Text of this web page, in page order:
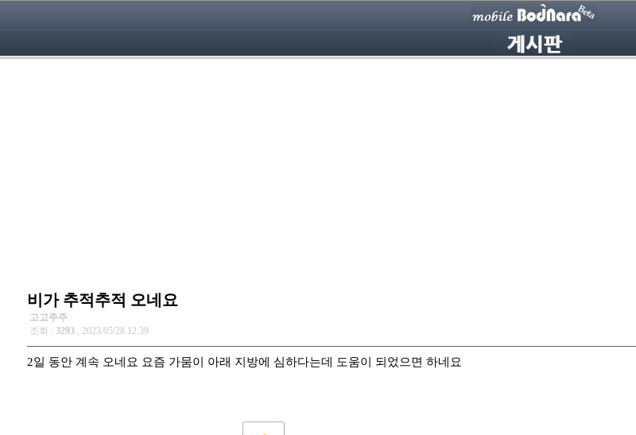
비가 추적추적 오네요
고고주주
조회 : 3293 , 2023/05/28 12:39
2일 동안 계속 오네요 요즘 가뭄이 아래 지방에 심하다는데 도움이 되었으면 하네요